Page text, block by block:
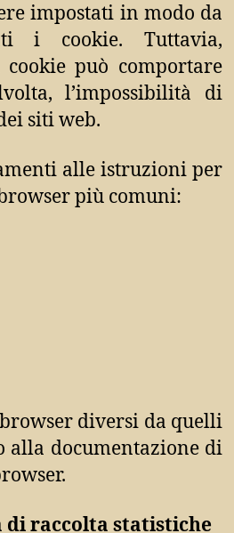
impostati in modo da
i cookie. Tuttavia,
può comportare
l’impossibilità di
siti web.
alle istruzioni per
più comuni:
diversi da quelli
alla documentazione di
di raccolta statistiche